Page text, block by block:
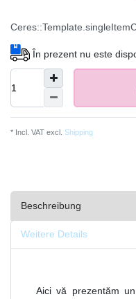
În prezent nu este
* Incl. VAT excl. Shipping
Beschreibung
Weitere Details
Aici vă prezentăm